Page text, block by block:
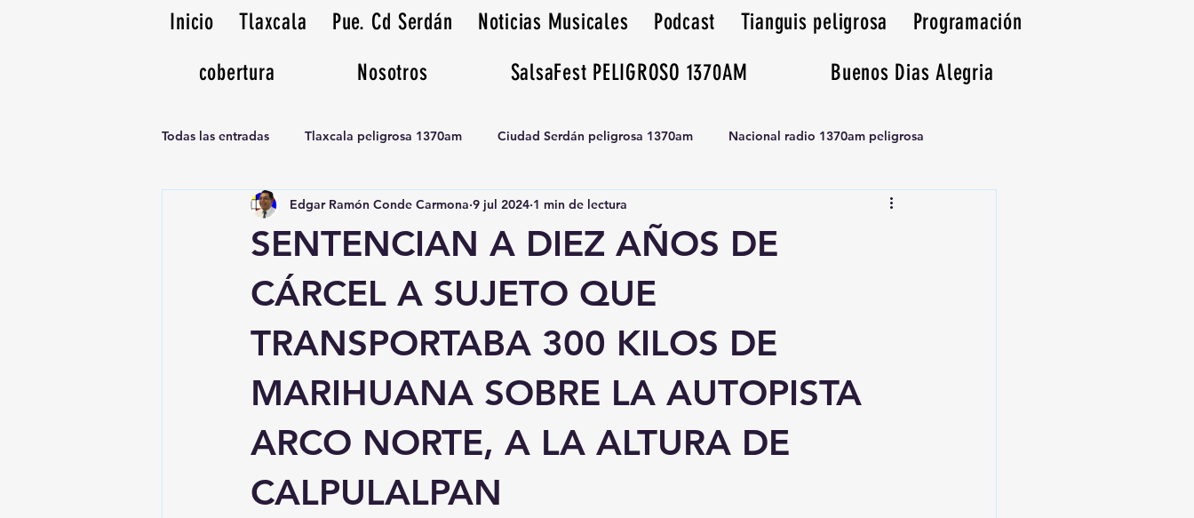
Inicio Tlaxcala Pue. Cd Serdán Noticias Musicales Podcast Tianguis peligrosa
Programación
cobertura
Nosotros SalsaFest PELIGROSO 1370AM Buenos Dias Alegria
Todas las entradas Tlaxcala peligrosa 1370am Ciudad Serdán peligrosa 1370am Nacional radio 1370am peligrosa
Noticias Musicales radio 1370am Tianguis peligrosa 1370am huamantla
SENTENCIAN A DIEZ AÑOS DE
CÁRCEL A SUJETO QUE
TRANSPORTABA 300 KILOS DE
MARIHUANA SOBRE LA AUTOPISTA
ARCO NORTE, A LA ALTURA DE
CALPULALPAN
Edgar Ramón Conde Carmona 9 jul 2024 1 min de lectura